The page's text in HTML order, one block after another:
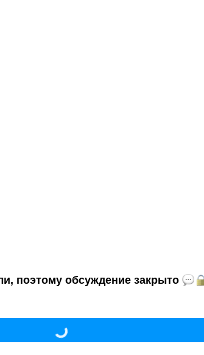
поэтому обсуждение закрыто